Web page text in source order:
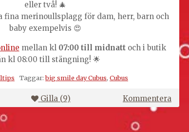
eller två! 🎄
fina merinoullsplagg för dam, herr, barn och
baby exempelvis 😍
mellan kl 07:00 till midnattoch i butik
kl 08:00 till stängning! 🌟
Taggar:big smile day Cubus, Cubus
Gilla (9) Kommentera
Cubus